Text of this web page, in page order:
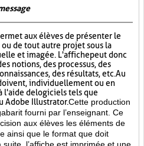
aux élèves de présenter le
de tout autre projet sous la
et imagée. L'affichepeut donc
notions, des processus, des
des résultats, etc. Au
individuellement ou en
l'aide de logiciels tels que
Adobe Illustrator.Cette production
fourni par l’enseignant. Ce
aux élèves les éléments de
ainsi que le format que doit